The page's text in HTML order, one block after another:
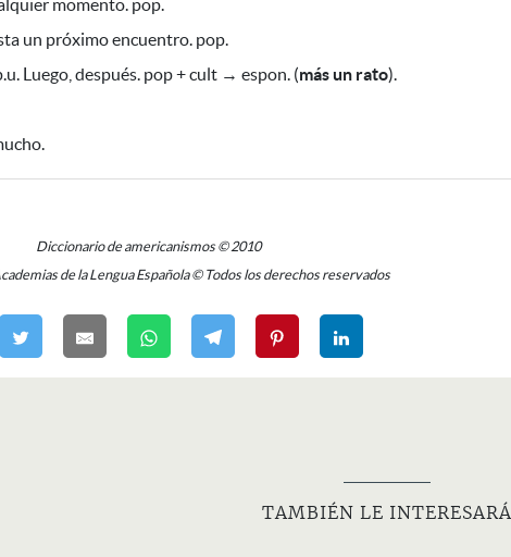
momento. pop.
un próximo encuentro. pop.
Luego, después. pop + cult → espon. (más un rato).
Diccionario de americanismos © 2010
de la Lengua Española © Todos los derechos reservados
TAMBIÉN LE INTERESARÁ